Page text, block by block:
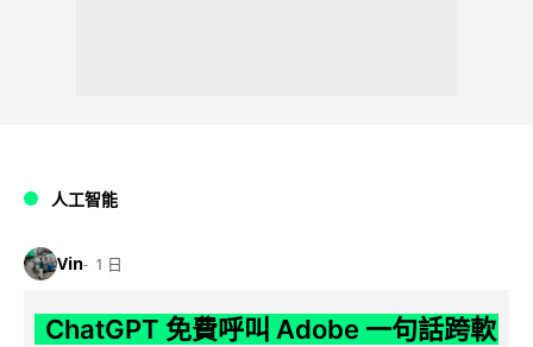
人工智能
Vin 1 日
ChatGPT 免費呼叫 Adobe 一句話跨軟